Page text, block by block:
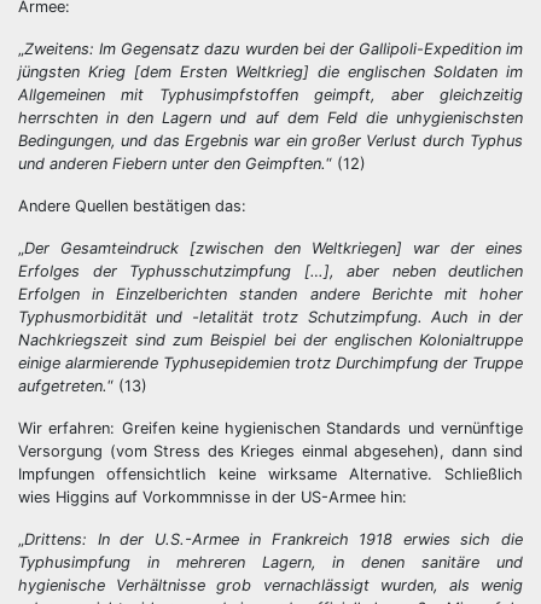
Armee:
„Zweitens: Im Gegensatz dazu wurden bei der Gallipoli-Expedition im
jüngsten Krieg [dem Ersten Weltkrieg] die englischen Soldaten im
Allgemeinen mit Typhusimpfstoffen geimpft, aber gleichzeitig
herrschten in den Lagern und auf dem Feld die unhygienischsten
Bedingungen, und das Ergebnis war ein großer Verlust durch Typhus
und anderen Fiebern unter den Geimpften.“ (12)
Andere Quellen bestätigen das:
„Der Gesamteindruck [zwischen den Weltkriegen] war der eines
Erfolges der Typhusschutzimpfung […], aber neben deutlichen
Erfolgen in Einzelberichten standen andere Berichte mit hoher
Typhusmorbidität und -letalität trotz Schutzimpfung. Auch in der
Nachkriegszeit sind zum Beispiel bei der englischen Kolonialtruppe
einige alarmierende Typhusepidemien trotz Durchimpfung der Truppe
aufgetreten.“ (13)
Wir erfahren: Greifen keine hygienischen Standards und vernünftige
Versorgung (vom Stress des Krieges einmal abgesehen), dann sind
Impfungen offensichtlich keine wirksame Alternative. Schließlich
wies Higgins auf Vorkommnisse in der US-Armee hin:
„Drittens: In der U.S.-Armee in Frankreich 1918 erwies sich die
Typhusimpfung in mehreren Lagern, in denen sanitäre und
hygienische Verhältnisse grob vernachlässigt wurden, als wenig